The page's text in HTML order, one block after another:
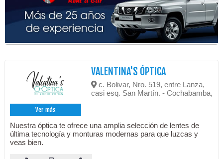
Ver más
VALENTINA'S ÓPTICA
c. Bolivar, Nro. 519, entre Lanza,
casi esq. San Martín. - Cochabamba,
Nuestra óptica te ofrece una amplia selección de lentes de
última tecnología y monturas modernas para que luzcas y
veas bien.